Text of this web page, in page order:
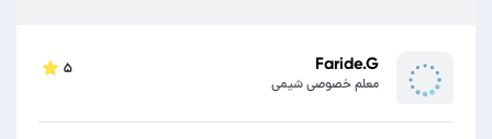
Faride.G
معلم خصوصی شیمی
۵